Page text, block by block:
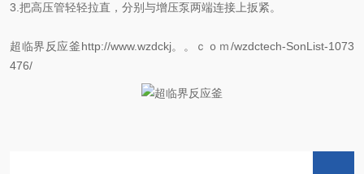
3.把高压管轻轻拉直，分别与增压泵两端连接上扳紧。
超临界反应釜http://www.wzdckj。。ｃｏｍ/wzdctech-SonList-1073
476/